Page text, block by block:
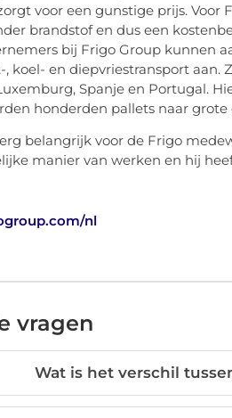
voor een gunstige prijs.
brandstof en dus een
bij Frigo Group kunnen
koel- en diepvriestransport aan.
Spanje en Portugal.
honderden pallets naar
belangrijk voor de Frigo
manier van werken en hij
nl
vragen
Wat is het verschil